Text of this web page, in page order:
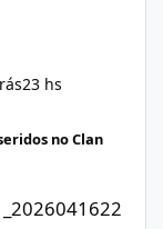
23 hs
no Clan